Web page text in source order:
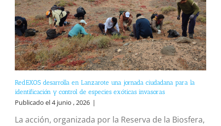
RedEXOS desarrolla en Lanzarote una jornada ciudadana para la
identificación y control de especies exóticas invasoras
Publicado el 4 junio , 2026 |
La acción, organizada por la Reserva de la Biosfera,